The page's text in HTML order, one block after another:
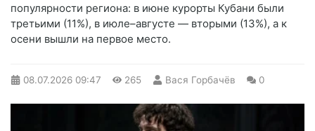
популярности региона: в июне курорты Кубани были
третьими (11%), в июле–августе — вторыми (13%), а к
осени вышли на первое место.
08.07.2026 09:47 265 Вася Горбачёв 0